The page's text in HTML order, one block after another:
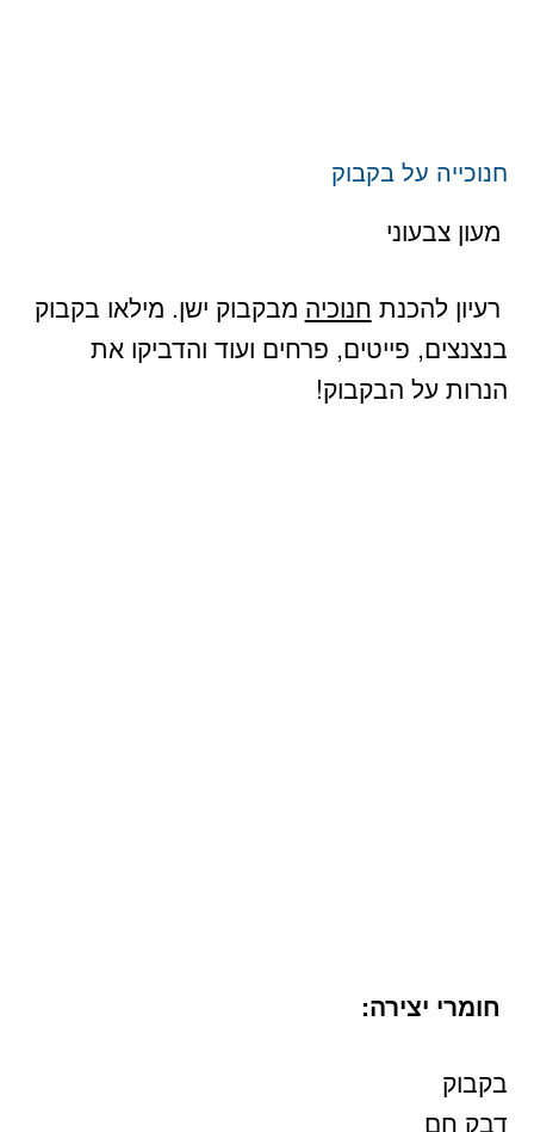
חנוכייה על בקבוק
מעון צבעוני
רעיון להכנת חנוכיה מבקבוק ישן. מילאו בקבוק
בנצנצים, פייטים, פרחים ועוד והדביקו את
הנרות על הבקבוק!
חומרי יצירה:
בקבוק
דבק חם